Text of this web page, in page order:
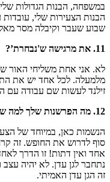
במשפחה, הבנות הגדולות
הבנות הצעירות שלי,
שבוע שעבר וקיבלה מסר
11. את מרגישה ש'נבחרת’?
לא. אני אחת משליחי האור
מלמעלה. לכל אחד יש את
זילנד לעשות שם עבודה עם
12. מה הפרשנות שלך למה שקורה עכשיו בארץ?
הנשמות כאן, במיוחד של
סוף לדרוש את החופש. זה
נתחבר לגן עדן. לא יהיה עצב
זה הגן עדן האמיתי.